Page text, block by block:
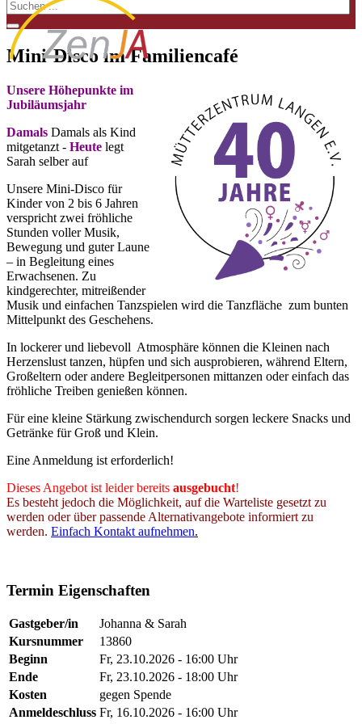
Mini-Disco im Familiencafé
Unsere Höhepunkte im
Jubiläumsjahr
Damals Damals als Kind
mitgetanzt - Heute legt
Sarah selber auf
Unsere Mini-Disco für
Kinder von 2 bis 6 Jahren
verspricht zwei fröhliche
Stunden voller Musik,
Bewegung und guter Laune
– in Begleitung eines
Erwachsenen. Zu
kindgerechter, mitreißender
Musik und einfachen Tanzspielen wird die Tanzfläche zum bunten
Mittelpunkt des Geschehens.
In lockerer und liebevoll Atmosphäre können die Kleinen nach
Herzenslust tanzen, hüpfen und sich ausprobieren, während Eltern,
Großeltern oder andere Begleitpersonen mittanzen oder einfach das
fröhliche Treiben genießen können.
Für eine kleine Stärkung zwischendurch sorgen leckere Snacks und
Getränke für Groß und Klein.
Eine Anmeldung ist erforderlich!
Dieses Angebot ist leider bereits ausgebucht!
Es besteht jedoch die Möglichkeit, auf die Warteliste gesetzt zu
werden oder über passende Alternativangebote informiert zu
werden. Einfach Kontakt aufnehmen.
Termin Eigenschaften
Gastgeber/in
Johanna & Sarah
Kursnummer
13860
Beginn
Fr, 23.10.2026 - 16:00 Uhr
Ende
Fr, 23.10.2026 - 18:00 Uhr
Kosten
gegen Spende
Anmeldeschluss Fr, 16.10.2026 - 16:00 Uhr